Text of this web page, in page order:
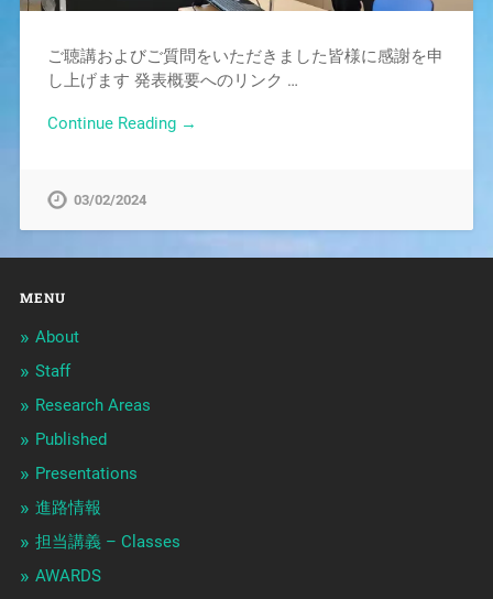
ご聴講およびご質問をいただきました皆様に感謝を申
し上げます 発表概要へのリンク …
Continue Reading →
03/02/2024
MENU
About
Staff
Research Areas
Published
Presentations
進路情報
担当講義 – Classes
AWARDS